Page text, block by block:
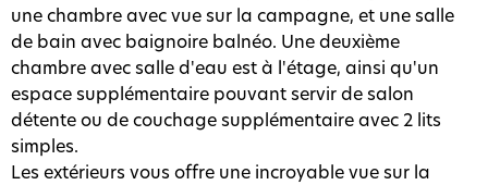
une chambre avec vue sur la campagne, et une salle
de bain avec baignoire balnéo. Une deuxième
chambre avec salle d'eau est à l'étage, ainsi qu'un
espace supplémentaire pouvant servir de salon
détente ou de couchage supplémentaire avec 2 lits
simples.
Les extérieurs vous offre une incroyable vue sur la